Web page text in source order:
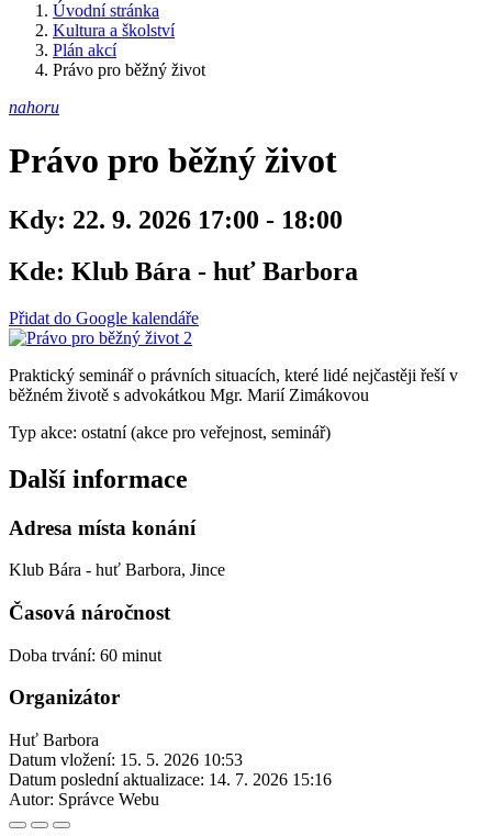
Úvodní stránka
Kultura a školství
Plán akcí
Právo pro běžný život
nahoru
Právo pro běžný život
Kdy: 22. 9. 2026 17:00 - 18:00
Kde: Klub Bára - huť Barbora
Přidat do Google kalendáře
Praktický seminář o právních situacích, které lidé nejčastěji řeší v
běžném životě s advokátkou Mgr. Marií Zimákovou
Typ akce: ostatní (akce pro veřejnost, seminář)
Další informace
Adresa místa konání
Klub Bára - huť Barbora, Jince
Časová náročnost
Doba trvání: 60 minut
Organizátor
Huť Barbora
Datum vložení: 15. 5. 2026 10:53
Datum poslední aktualizace: 14. 7. 2026 15:16
Autor: Správce Webu